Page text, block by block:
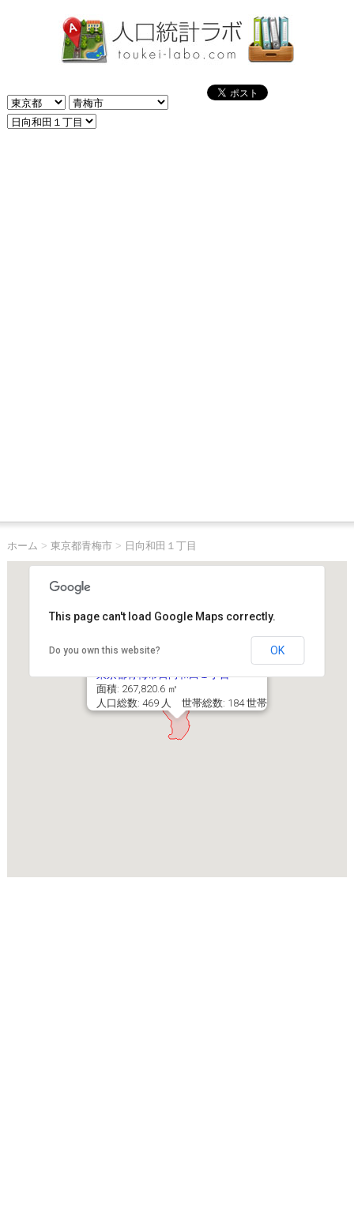
ホーム > 東京都青梅市> 日向和田１丁目
東京都青梅市日向和田１丁目
面積: 267,820.6 ㎡
人口総数: 469 人 世帯総数: 184 世帯
This page can't load Google Maps correctly.
Do you own this website? OK